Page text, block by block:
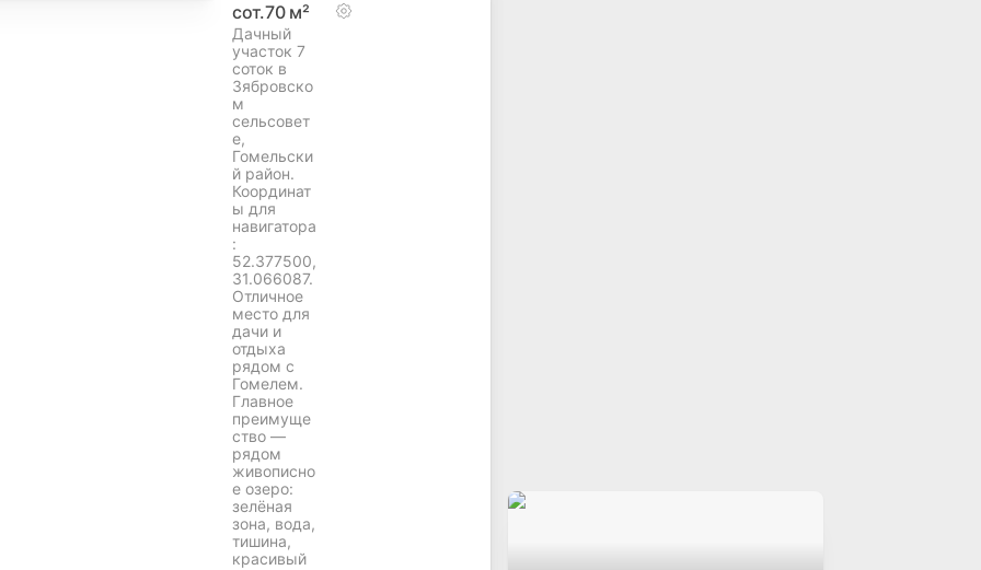
сот.70м²
Дачный
участок 7
соток в
Зябровско
м
сельсовет
е,
Гомельски
й район.
Координат
ы для
навигатора
:
52.377500,
31.066087.
Отличное
место для
дачи и
отдыха
рядом с
Гомелем.
Главное
преимуще
ство —
рядом
живописно
е озеро:
зелёная
зона, вода,
тишина,
красивый